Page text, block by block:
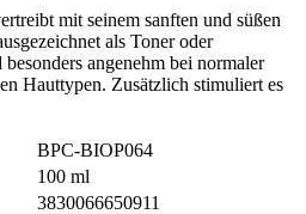
mit seinem sanften und süßen
als Toner oder
angenehm bei normaler
Hauttypen. Zusätzlich stimuliert es
BPC-BIOP064
100 ml
3830066650911